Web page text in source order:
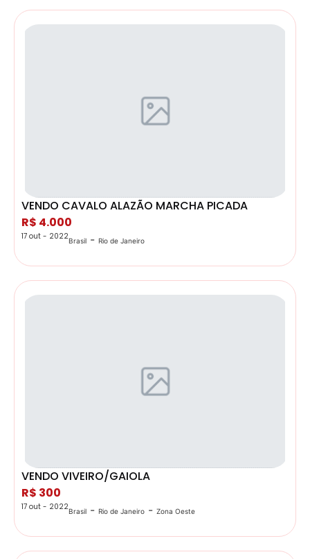
VENDO CAVALO ALAZÃO MARCHA PICADA
R$ 4.000
17 out - 2022Brasil - Rio de Janeiro
VENDO VIVEIRO/GAIOLA
R$ 300
17 out - 2022Brasil - Rio de Janeiro - Zona Oeste